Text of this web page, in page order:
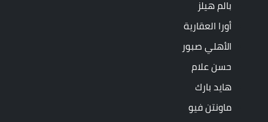
بالم هيلز
أورا العقارية
الأهلي صبور
حسن علام
هايد بارك
ماونتن فيو